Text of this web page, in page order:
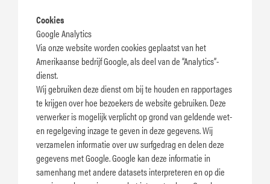
Cookies
Google Analytics
Via onze website worden cookies geplaatst van het
Amerikaanse bedrijf Google, als deel van de “Analytics”-
dienst.
Wij gebruiken deze dienst om bij te houden en rapportages
te krijgen over hoe bezoekers de website gebruiken. Deze
verwerker is mogelijk verplicht op grond van geldende wet-
en regelgeving inzage te geven in deze gegevens. Wij
verzamelen informatie over uw surfgedrag en delen deze
gegevens met Google. Google kan deze informatie in
samenhang met andere datasets interpreteren en op die